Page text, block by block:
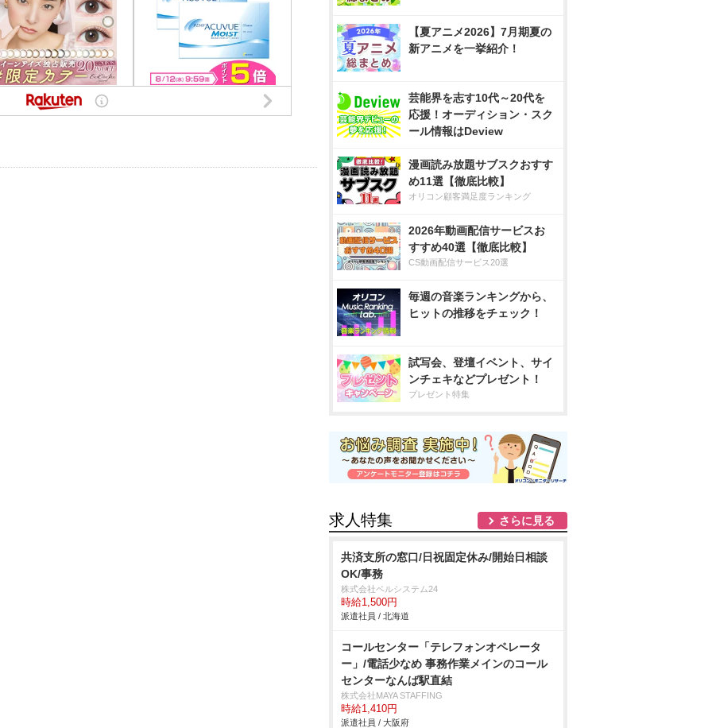
【夏アニメ2026】7月期夏の
新アニメを一挙紹介！
芸能界を志す10代～20代を
応援！オーディション・スク
ール情報はDeview
漫画読み放題サブスクおすす
め11選【徹底比較】
オリコン顧客満足度ランキング
2026年動画配信サービスお
すすめ40選【徹底比較】
CS動画配信サービス20選
毎週の音楽ランキングから、
ヒットの推移をチェック！
試写会、登壇イベント、サイ
ンチェキなどプレゼント！
プレゼント特集
求人特集 さらに見る
共済支所の窓口/日祝固定休み/開始日相談
OK/事務
株式会社ベルシステム24
時給1,500円
派遣社員 / 北海道
コールセンター「テレフォンオペレータ
ー」/電話少なめ 事務作業メインのコール
センターなんば駅直結
株式会社MAYA STAFFING
時給1,410円
派遣社員 / 大阪府